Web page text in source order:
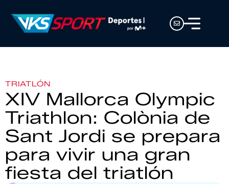
TRIATLÓN
XIV Mallorca Olympic
Triathlon: Colònia de
Sant Jordi se prepara
para vivir una gran
fiesta del triatlón